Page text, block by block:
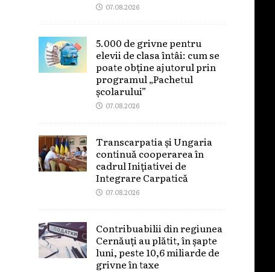
07.08.2026
5.000 de grivne pentru
elevii de clasa întâi: cum se
poate obține ajutorul prin
programul „Pachetul
școlarului”
07.08.2026
Transcarpatia și Ungaria
continuă cooperarea în
cadrul Inițiativei de
Integrare Carpatică
07.08.2026
Contribuabilii din regiunea
Cernăuți au plătit, în șapte
luni, peste 10,6 miliarde de
grivne în taxe